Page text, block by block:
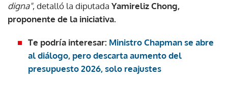
digna", detalló la diputada Yamireliz Chong,
proponente de la iniciativa.
Te podría interesar: Ministro Chapman se abre
al diálogo, pero descarta aumento del
presupuesto 2026, solo reajustes